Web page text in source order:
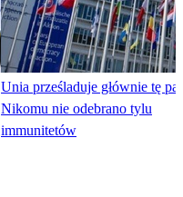
Unia prześladuje głównie tę
Nikomu nie odebrano tylu
immunitetów